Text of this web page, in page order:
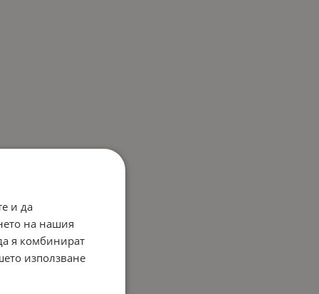
и да
на нашия
я комбинират
използване